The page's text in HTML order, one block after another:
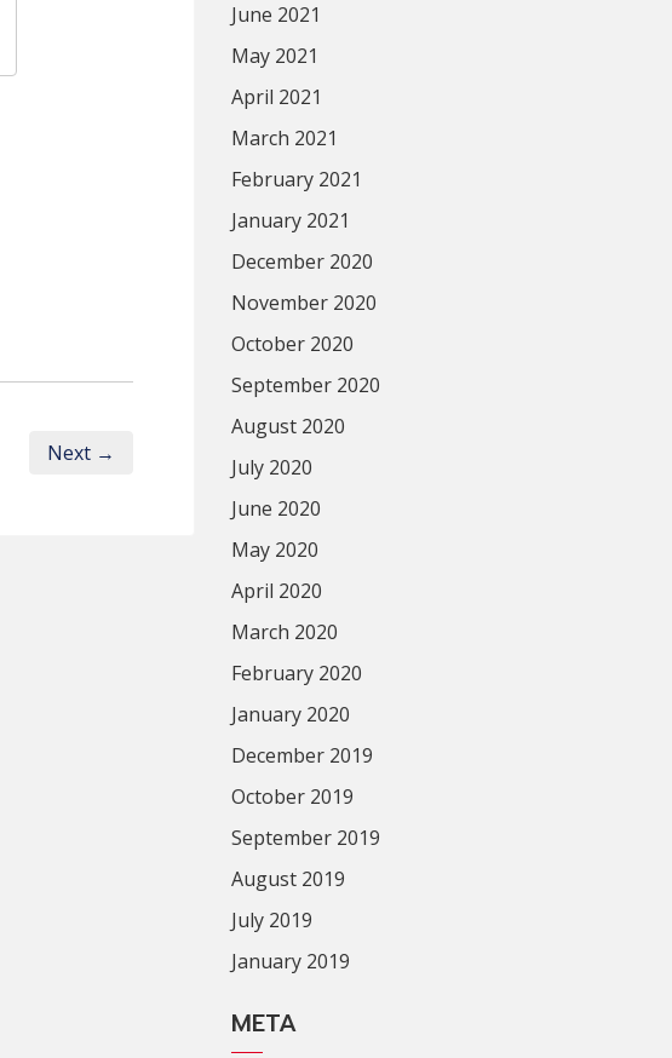
Next →
June 2021
May 2021
April 2021
March 2021
February 2021
January 2021
December 2020
November 2020
October 2020
September 2020
August 2020
July 2020
June 2020
May 2020
April 2020
March 2020
February 2020
January 2020
December 2019
October 2019
September 2019
August 2019
July 2019
January 2019
META